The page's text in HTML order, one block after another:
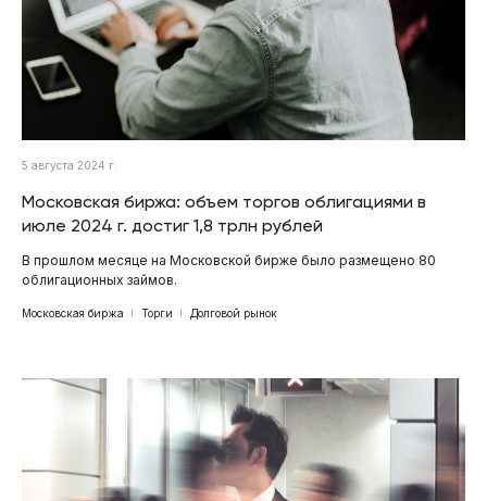
5 августа 2024 г.
Московская биржа: объем торгов облигациями в
июле 2024 г. достиг 1,8 трлн рублей
В прошлом месяце на Московской бирже было размещено 80
облигационных займов.
Московская биржа Торги Долговой рынок